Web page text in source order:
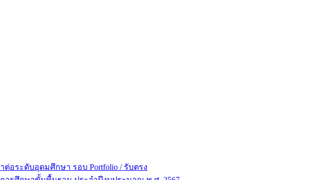
อระดับอุดมศึกษา รอบ Portfolio / รับตรง